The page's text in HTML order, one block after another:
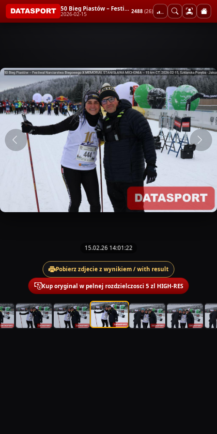
50 Bieg Piastów – Festiwal Narciarstwa Biegowego X MEMORIAŁ STANISŁAWA MICHONIA – 15 km CT
2026-02-15 2488 (26)
15.02.26 14:01:22
Pobierz zdjecie z wynikiem / with result
Kup oryginal w pelnej rozdzielczosci 5 zl HIGH-RES